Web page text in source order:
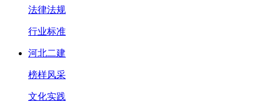
法律法规
行业标准
河北二建
榜样风采
文化实践